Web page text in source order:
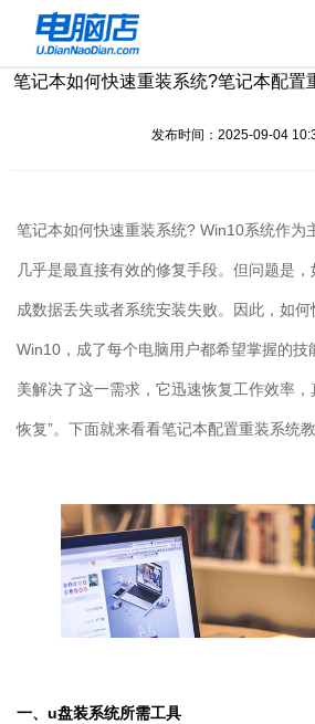
笔记本如何快速重装系统?笔记本配置
发布时间：2025-09-04
笔记本如何快速重装系统? Win10系统作为
几乎是最直接有效的修复手段。但问题是
成数据丢失或者系统安装失败。因此，如
Win10，成了每个电脑用户都希望掌握的
美解决了这一需求，它迅速恢复工作效率
恢复”。下面就来看看笔记本配置重装系统教
一、 u盘装系统所需工具